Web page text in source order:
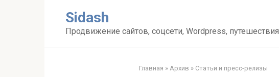
Sidash
Продвижение сайтов, соцсети, Wordpress, путешествия
Главная » Архив » Статьи и пресс-релизы